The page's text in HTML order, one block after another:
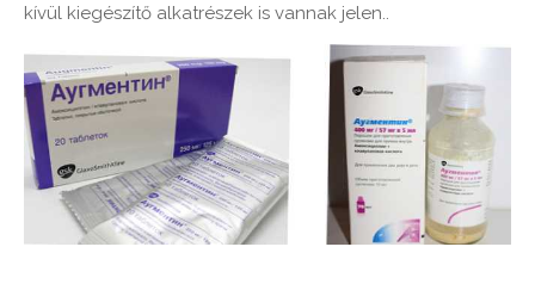
kívül kiegészítő alkatrészek is vannak jelen..